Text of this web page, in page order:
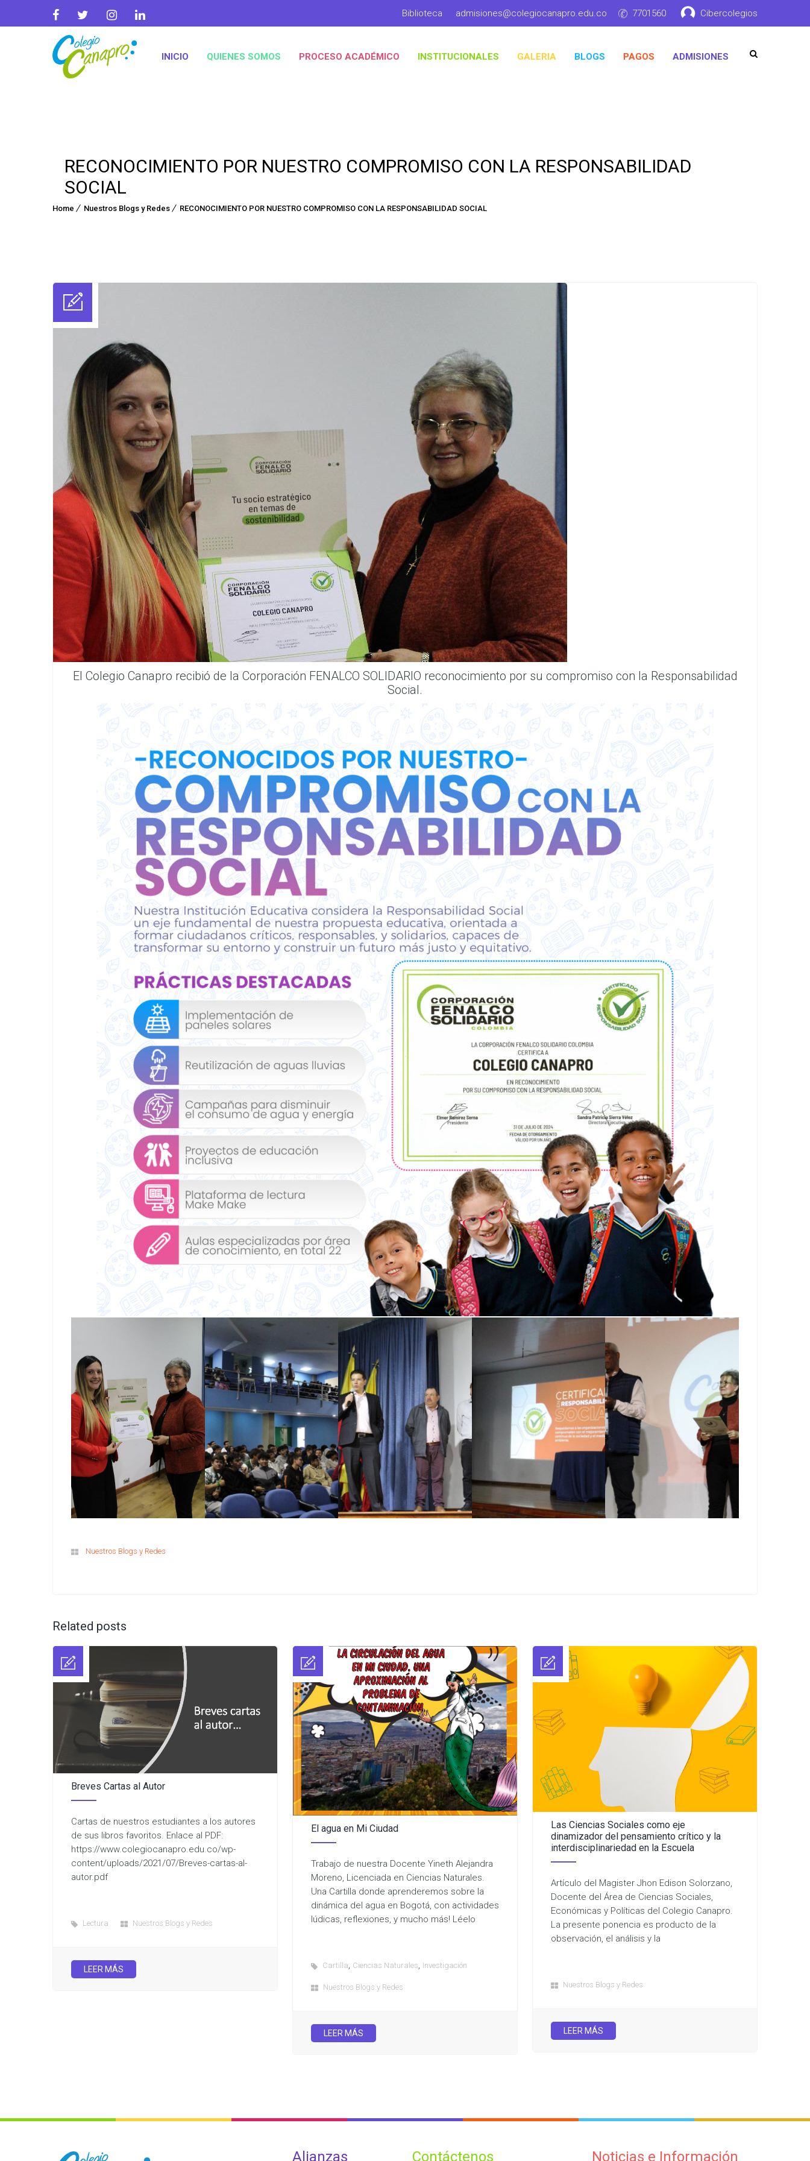
Biblioteca admisiones@colegiocanapro.edu.co 7701560 Cibercolegios
INICIO QUIENES SOMOS PROCESO ACADÉMICO INSTITUCIONALES GALERIA BLOGS PAGOS ADMISIONES
RECONOCIMIENTO POR NUESTRO COMPROMISO CON LA RESPONSABILIDAD
SOCIAL
Home Nuestros Blogs y Redes RECONOCIMIENTO POR NUESTRO COMPROMISO CON LA RESPONSABILIDAD SOCIAL
El Colegio Canapro recibió de la Corporación FENALCO SOLIDARIO reconocimiento por su compromiso con la Responsabilidad
Social.
Nuestros Blogs y Redes
Related posts
Breves Cartas al Autor
Cartas de nuestros estudiantes a los autores
de sus libros favoritos. Enlace al PDF:
https://www.colegiocanapro.edu.co/wp-
content/uploads/2021/07/Breves-cartas-al-
autor.pdf
Lectura Nuestros Blogs y Redes
LEER MÁS
El agua en Mi Ciudad
Trabajo de nuestra Docente Yineth Alejandra
Moreno, Licenciada en Ciencias Naturales.
Una Cartilla donde aprenderemos sobre la
dinámica del agua en Bogotá, con actividades
lúdicas, reflexiones, y mucho más! Léelo
Cartilla Ciencias Naturales Investigación
Nuestros Blogs y Redes
LEER MÁS
Las Ciencias Sociales como eje
dinamizador del pensamiento crítico y la
interdisciplinariedad en la Escuela
Artículo del Magister Jhon Edison Solorzano,
Docente del Área de Ciencias Sociales,
Económicas y Políticas del Colegio Canapro.
La presente ponencia es producto de la
observación, el análisis y la
Nuestros Blogs y Redes
LEER MÁS
Alianzas Contáctenos Noticias e Información